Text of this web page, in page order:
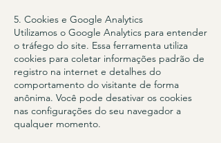
5. Cookies e Google Analytics
Utilizamos o Google Analytics para entender
o tráfego do site. Essa ferramenta utiliza
cookies para coletar informações padrão de
registro na internet e detalhes do
comportamento do visitante de forma
anônima. Você pode desativar os cookies
nas configurações do seu navegador a
qualquer momento.